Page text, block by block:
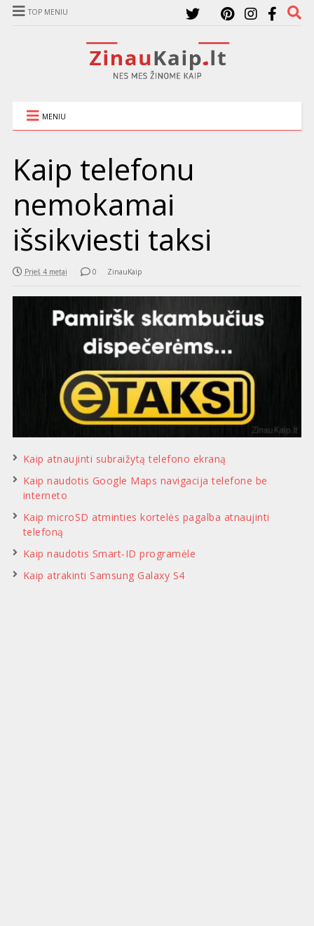
TOP MENIU
MENIU
Kaip telefonu
nemokamai
išsikviesti taksi
Prieš 4 metai 0 ZinauKaip
Kaip atnaujinti subraižytą telefono ekraną
Kaip naudotis Google Maps navigacija telefone be
interneto
Kaip microSD atminties kortelės pagalba atnaujinti
telefoną
Kaip naudotis Smart-ID programėle
Kaip atrakinti Samsung Galaxy S4